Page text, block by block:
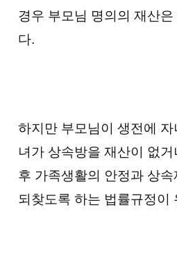
경우 부모님 명의의 재산
다.
하지만 부모님이 생전에
녀가 상속방을 재산이 없
후 가족생활의 안정과 상
되찾도록 하는 법률규정이